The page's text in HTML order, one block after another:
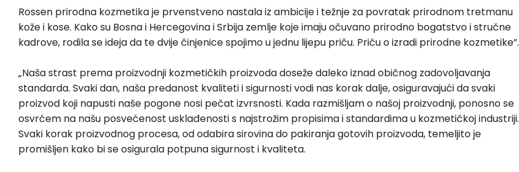
Rossen prirodna kozmetika je prvenstveno nastala iz ambicije i težnje za povratak prirodnom tretmanu
kože i kose. Kako su Bosna i Hercegovina i Srbija zemlje koje imaju očuvano prirodno bogatstvo i stručne
kadrove, rodila se ideja da te dvije činjenice spojimo u jednu lijepu priču. Priču o izradi prirodne kozmetike”.
„Naša strast prema proizvodnji kozmetičkih proizvoda doseže daleko iznad običnog zadovoljavanja
standarda. Svaki dan, naša predanost kvaliteti i sigurnosti vodi nas korak dalje, osiguravajući da svaki
proizvod koji napusti naše pogone nosi pečat izvrsnosti. Kada razmišljam o našoj proizvodnji, ponosno se
osvrćem na našu posvećenost usklađenosti s najstrožim propisima i standardima u kozmetičkoj industriji.
Svaki korak proizvodnog procesa, od odabira sirovina do pakiranja gotovih proizvoda, temeljito je
promišljen kako bi se osigurala potpuna sigurnost i kvaliteta.